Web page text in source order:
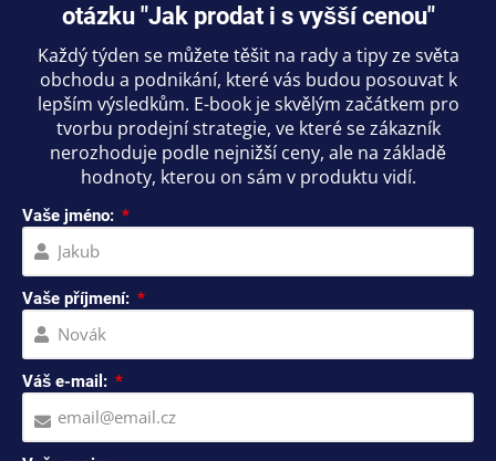
otázku "Jak prodat i s vyšší cenou"
Každý týden se můžete těšit na rady a tipy ze světa
obchodu a podnikání, které vás budou posouvat k
lepším výsledkům. E-book je skvělým začátkem pro
tvorbu prodejní strategie, ve které se zákazník
nerozhoduje podle nejnižší ceny, ale na základě
hodnoty, kterou on sám v produktu vidí.
Vaše jméno:
Vaše příjmení:
Váš e-mail: